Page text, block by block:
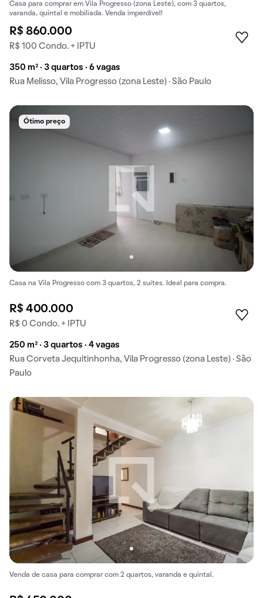
Casa para comprar em Vila Progresso (zona Leste), com 3 quartos,
varanda, quintal e mobiliada. Venda imperdível!
R$ 860.000
R$ 100 Condo. + IPTU
350 m² · 3 quartos · 6 vagas
Rua Melisso, Vila Progresso (zona Leste) · São Paulo
Ótimo preço
Casa na Vila Progresso com 3 quartos, 2 suítes. Ideal para compra.
R$ 400.000
R$ 0 Condo. + IPTU
250 m² · 3 quartos · 4 vagas
Rua Corveta Jequitinhonha, Vila Progresso (zona Leste) · São
Paulo
Venda de casa para comprar com 2 quartos, varanda e quintal.